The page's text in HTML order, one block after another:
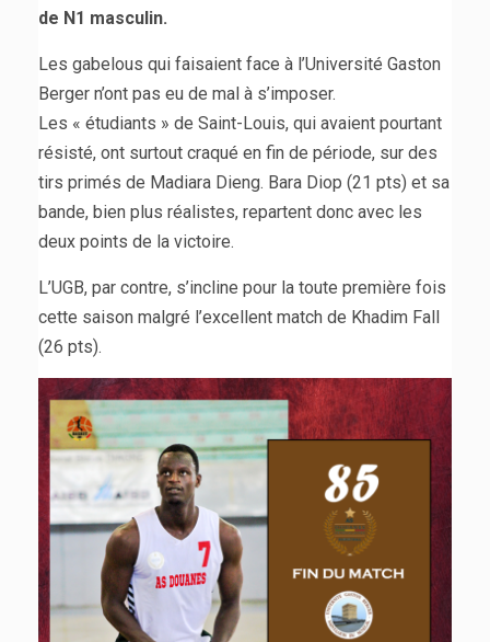
de N1 masculin.
Les gabelous qui faisaient face à l’Université Gaston
Berger n’ont pas eu de mal à s’imposer.
Les « étudiants » de Saint-Louis, qui avaient pourtant
résisté, ont surtout craqué en fin de période, sur des
tirs primés de Madiara Dieng. Bara Diop (21 pts) et sa
bande, bien plus réalistes, repartent donc avec les
deux points de la victoire.
L’UGB, par contre, s’incline pour la toute première fois
cette saison malgré l’excellent match de Khadim Fall
(26 pts).